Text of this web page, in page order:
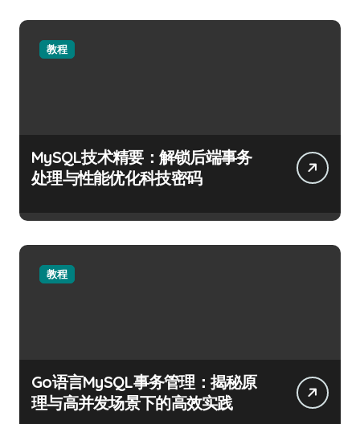
教程
MySQL技术精要：解锁后端事务
处理与性能优化科技密码
教程
Go语言MySQL事务管理：揭秘原
理与高并发场景下的高效实践